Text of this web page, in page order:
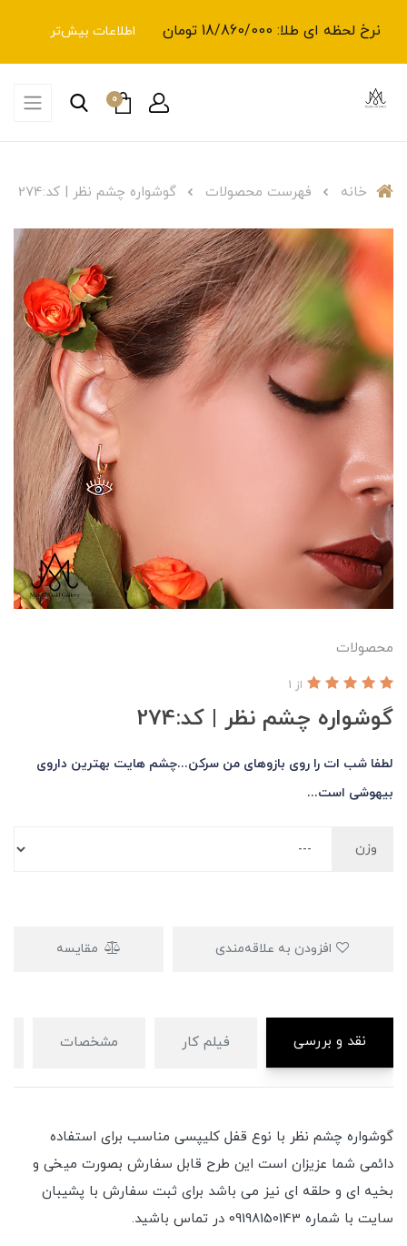
نرخ لحظه ای طلا: 18/860/000 تومان اطلاعات بیش‌تر
0
خانه فهرست محصولات گوشواره چشم نظر | کد:274
محصولات
گوشواره چشم نظر | کد:274
از 1
لطفا شب ات را روی بازوهای من سرکن...چشم هایت بهترین داروی
بیهوشی است...
وزن
مقایسه
نقد و بررسی فیلم کار مشخصات
گوشواره چشم نظر با نوع قفل کلیپسی مناسب برای استفاده
دائمی شما عزیزان است این طرح قابل سفارش بصورت میخی و
بخیه ای و حلقه ای نیز می باشد برای ثبت سفارش با پشیبان
سایت با شماره 09198150143 در تماس باشید.